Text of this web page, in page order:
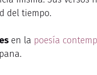
del tiempo.
en la poesía